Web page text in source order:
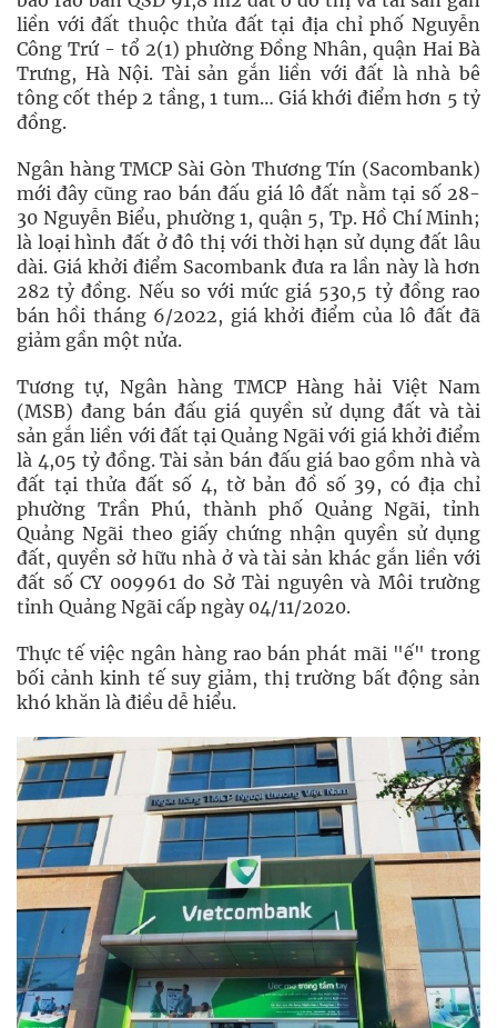
liền với đất thuộc thửa đất tại địa chỉ phố Nguyễn
Công Trứ - tổ 2(1) phường Đồng Nhân, quận Hai Bà
Trưng, Hà Nội. Tài sản gắn liền với đất là nhà bê
tông cốt thép 2 tầng, 1 tum… Giá khới điểm hơn 5 tỷ
đồng.
Ngân hàng TMCP Sài Gòn Thương Tín (Sacombank)
mới đây cũng rao bán đấu giá lô đất nằm tại số 28-
30 Nguyễn Biểu, phường 1, quận 5, Tp. Hồ Chí Minh;
là loại hình đất ở đô thị với thời hạn sử dụng đất lâu
dài. Giá khởi điểm Sacombank đưa ra lần này là hơn
282 tỷ đồng. Nếu so với mức giá 530,5 tỷ đồng rao
bán hồi tháng 6/2022, giá khởi điểm của lô đất đã
giảm gần một nửa.
Tương tự, Ngân hàng TMCP Hàng hải Việt Nam
(MSB) đang bán đấu giá quyền sử dụng đất và tài
sản gắn liền với đất tại Quảng Ngãi với giá khởi điểm
là 4,05 tỷ đồng. Tài sản bán đấu giá bao gồm nhà và
đất tại thửa đất số 4, tờ bản đồ số 39, có địa chỉ
phường Trần Phú, thành phố Quảng Ngãi, tỉnh
Quảng Ngãi theo giấy chứng nhận quyền sử dụng
đất, quyền sở hữu nhà ở và tài sản khác gắn liền với
đất số CY 009961 do Sở Tài nguyên và Môi trường
tỉnh Quảng Ngãi cấp ngày 04/11/2020.
Thực tế việc ngân hàng rao bán phát mãi "ế" trong
bối cảnh kinh tế suy giảm, thị trường bất động sản
khó khăn là điều dễ hiểu.